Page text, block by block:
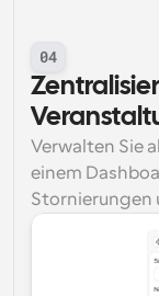
04
Verwalten Sie
einem
Stornierungen